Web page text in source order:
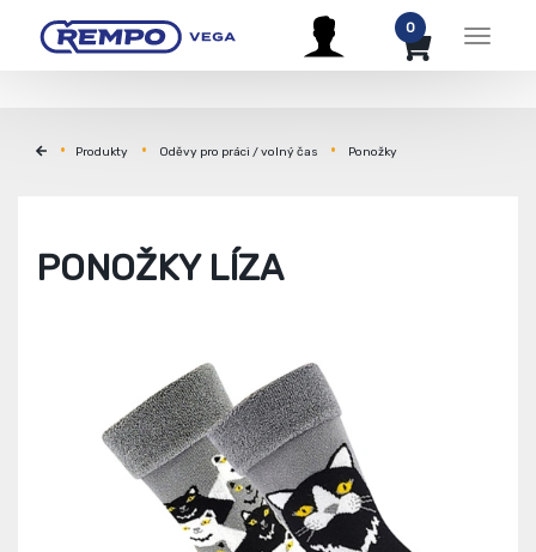
Menu
0
Produkty Oděvy pro práci / volný čas Ponožky
PONOŽKY LÍZA